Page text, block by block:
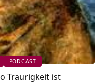
PODCAST
Traurigkeit ist